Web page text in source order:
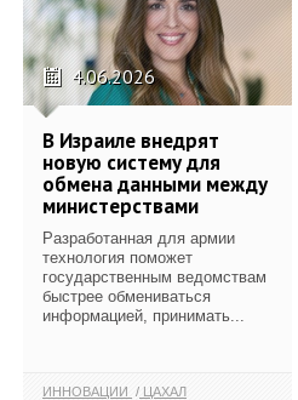
4.06.2026
В Израиле внедрят
новую систему для
обмена данными между
министерствами
Разработанная для армии
технология поможет
государственным ведомствам
быстрее обмениваться
информацией, принимать...
ИННОВАЦИИ ЦАХАЛ